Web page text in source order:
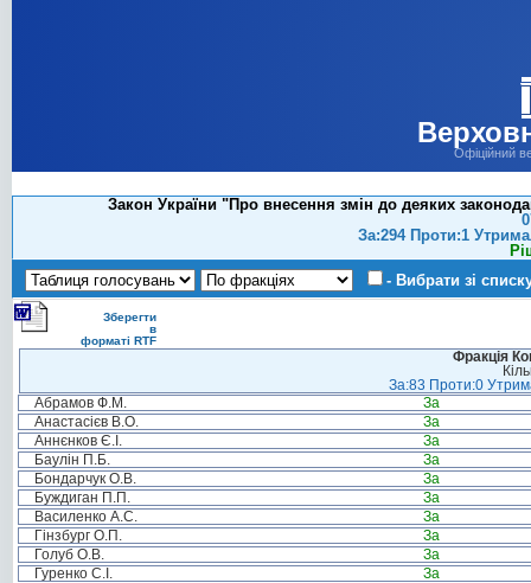
Офіційний
Закон України "Про внесення змін до деяких
За:294 Проти:1
- Вибрати зі
Зберегти
в
форматі RTF
Фракція
За:83 Проти:0
Абрамов Ф.М.
За
Анастасієв В.О.
За
Аннєнков Є.І.
За
Баулін П.Б.
За
Бондарчук О.В.
За
Буждиган П.П.
За
Василенко А.С.
За
Гінзбург О.П.
За
Голуб О.В.
За
Гуренко С.І.
За